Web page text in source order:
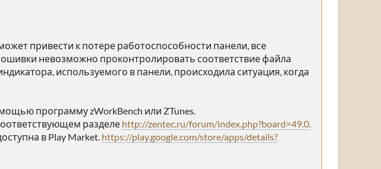
привести к потере работоспособности панели, все
невозможно проконтролировать соответствие файла
используемого в панели, происходила ситуация, когда
программу zWorkBench или ZTunes.
разделе http://zentec.ru/forum/index.php?board=49.0.
в Play Market. https://play.google.com/store/apps/details?